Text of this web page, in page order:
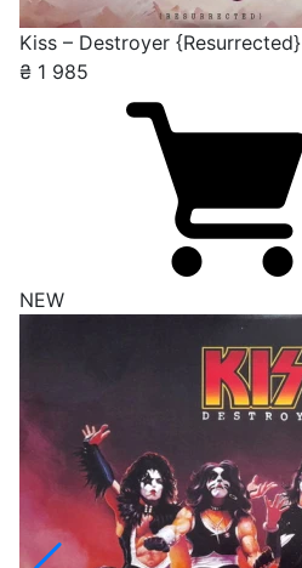
Kiss – Destroyer {Resurrected}
₴ 1 985
NEW